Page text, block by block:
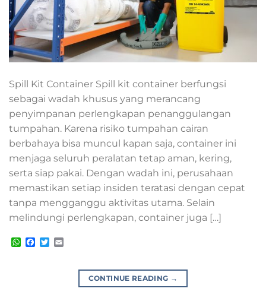
Spill Kit Container Spill kit container berfungsi
sebagai wadah khusus yang merancang
penyimpanan perlengkapan penanggulangan
tumpahan. Karena risiko tumpahan cairan
berbahaya bisa muncul kapan saja, container ini
menjaga seluruh peralatan tetap aman, kering,
serta siap pakai. Dengan wadah ini, perusahaan
memastikan setiap insiden teratasi dengan cepat
tanpa mengganggu aktivitas utama. Selain
melindungi perlengkapan, container juga […]
WhatsApp
Facebook
Twitter
CONTINUE READING →